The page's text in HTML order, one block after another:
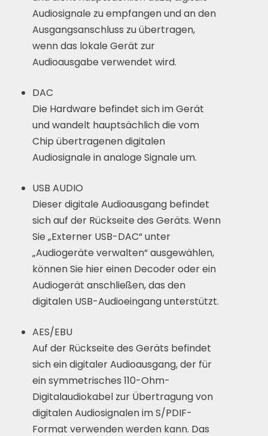
Audiosignale zu empfangen und an den
Ausgangsanschluss zu übertragen,
wenn das lokale Gerät zur
Audioausgabe verwendet wird.
DAC
Die Hardware befindet sich im Gerät
und wandelt hauptsächlich die vom
Chip übertragenen digitalen
Audiosignale in analoge Signale um.
USB AUDIO
Dieser digitale Audioausgang befindet
sich auf der Rückseite des Geräts. Wenn
Sie „Externer USB-DAC“ unter
„Audiogeräte verwalten“ ausgewählen,
können Sie hier einen Decoder oder ein
Audiogerät anschließen, das den
digitalen USB-Audioeingang unterstützt.
AES/EBU
Auf der Rückseite des Geräts befindet
sich ein digitaler Audioausgang, der für
ein symmetrisches 110-Ohm-
Digitalaudiokabel zur Übertragung von
digitalen Audiosignalen im S/PDIF-
Format verwenden werden kann. Das